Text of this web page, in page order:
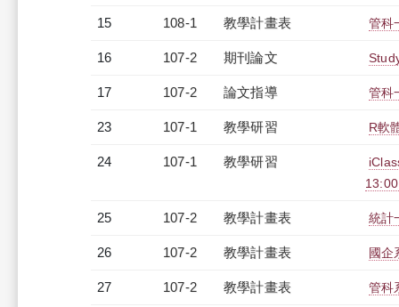
15 108-1 教學計畫表 管科
16 107-2 期刊論文
17 107-2 論文指導 管科
23 107-1 教學研習 R軟
24 107-1 教學研習
25 107-2 教學計畫表 統計
26 107-2 教學計畫表 國企
27 107-2 教學計畫表 管科